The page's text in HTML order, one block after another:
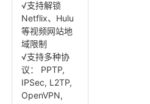
√支持解锁
Netflix、Hulu
等视频网站地
域限制
√支持多种协
议： PPTP,
IPSec, L2TP,
OpenVPN,